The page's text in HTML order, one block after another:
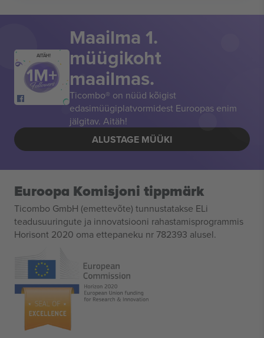
AITÄH!
Maailma 1.
müügikoht
maailmas.
Ticombo® on nüüd kõigist
edasimüügiplatvormidest Euroopas enim
jälgitav. Aitäh!
ALUSTAGE MÜÜKI
Euroopa Komisjoni tippmärk
Ticombo GmbH (emettevõte) tunnustatakse ELi
teadusuuringute ja innovatsiooni rahastamisprogrammis
Horisont 2020 oma ettepaneku nr 782393 alusel.